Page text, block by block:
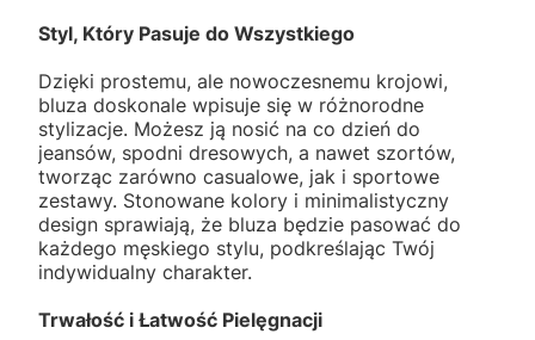
Styl, Który Pasuje do Wszystkiego
Dzięki prostemu, ale nowoczesnemu krojowi,
bluza doskonale wpisuje się w różnorodne
stylizacje. Możesz ją nosić na co dzień do
jeansów, spodni dresowych, a nawet szortów,
tworząc zarówno casualowe, jak i sportowe
zestawy. Stonowane kolory i minimalistyczny
design sprawiają, że bluza będzie pasować do
każdego męskiego stylu, podkreślając Twój
indywidualny charakter.
Trwałość i Łatwość Pielęgnacji